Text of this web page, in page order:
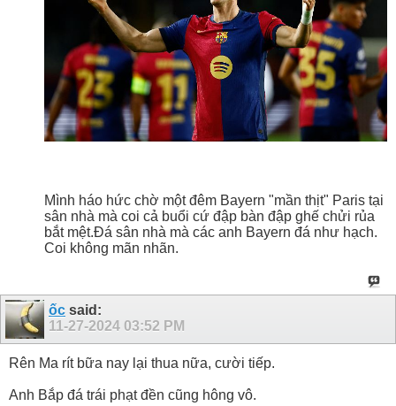
Mình háo hức chờ một đêm Bayern "mần thịt" Paris tại
sân nhà mà coi cả buổi cứ đập bàn đập ghế chửi rủa
bắt mệt.Đá sân nhà mà các anh Bayern đá như hạch.
Coi không mãn nhãn.
ốc said:
11-27-2024 03:52 PM
Rên Ma rít bữa nay lại thua nữa, cười tiếp.
Anh Bắp đá trái phạt đền cũng hông vô.